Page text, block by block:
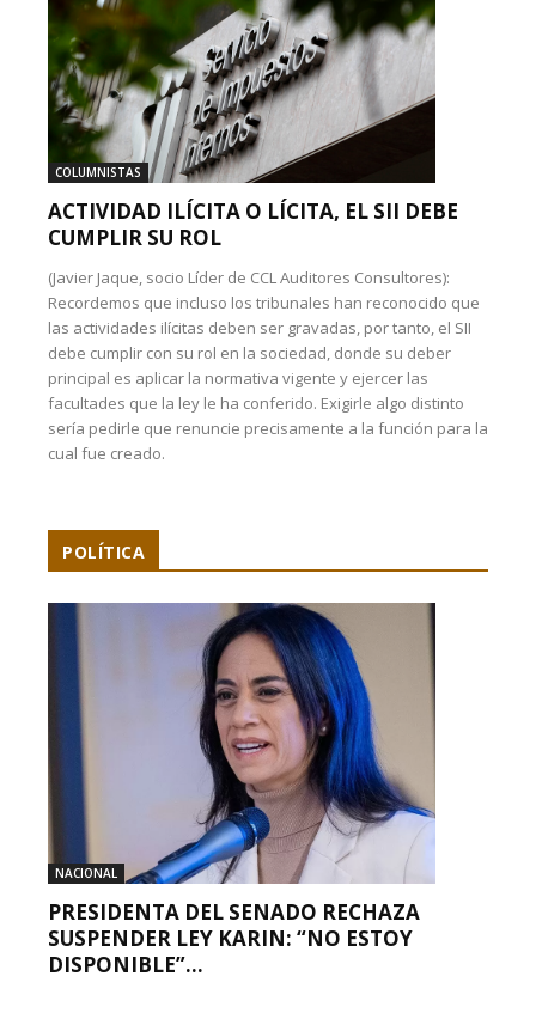
COLUMNISTAS
ACTIVIDAD ILÍCITA O LÍCITA, EL SII DEBE
CUMPLIR SU ROL
(Javier Jaque, socio Líder de CCL Auditores Consultores):
Recordemos que incluso los tribunales han reconocido que
las actividades ilícitas deben ser gravadas, por tanto, el SII
debe cumplir con su rol en la sociedad, donde su deber
principal es aplicar la normativa vigente y ejercer las
facultades que la ley le ha conferido. Exigirle algo distinto
sería pedirle que renuncie precisamente a la función para la
cual fue creado.
POLÍTICA
NACIONAL
PRESIDENTA DEL SENADO RECHAZA
SUSPENDER LEY KARIN: “NO ESTOY
DISPONIBLE”...